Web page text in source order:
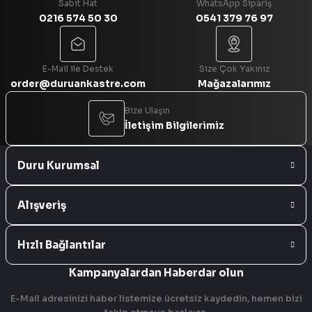
Sabit Hat
0216 574 50 30
WhatsApp Sipariş
0541 379 76 97
E-Mail ile Destek
order@duruankastre.com
Size Çok Yakınız
Mağazalarımız
Bize Ulaşın
İletişim Bilgilerimiz
Duru Kurumsal
Alışveriş
Hızlı Bağlantılar
Kampanyalardan Haberdar olun
E-Mail adresinizi haber listemize ücretsiz kaydedin, hemen bizi